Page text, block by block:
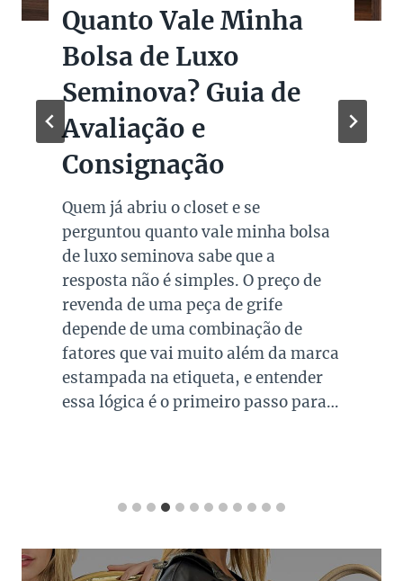
Quanto Vale Minha
Bolsa de Luxo
Seminova? Guia de
Avaliação e
Consignação
Quem já abriu o closet e se
perguntou quanto vale minha bolsa
de luxo seminova sabe que a
resposta não é simples. O preço de
revenda de uma peça de grife
depende de uma combinação de
fatores que vai muito além da marca
estampada na etiqueta, e entender
essa lógica é o primeiro passo para…